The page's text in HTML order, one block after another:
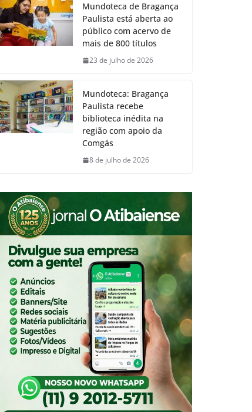
Mundoteca de Bragança
Paulista está aberta ao
público com acervo de
mais de 800 títulos
23 de julho de 2026
Mundoteca: Bragança
Paulista recebe
biblioteca inédita na
região com apoio da
Comgás
8 de julho de 2026